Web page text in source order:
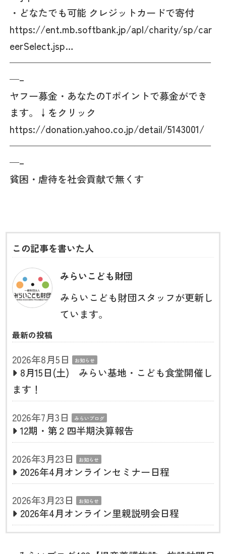
・どなたでも可能 クレジットカードで寄付
https://ent.mb.softbank.jp/apl/charity/sp/car
eerSelect.jsp…
—————————————————————
—–
ヤフー募金・あなたのTポイントで募金ができ
ます。↓をクリック
https://donation.yahoo.co.jp/detail/5143001/
—————————————————————
—–
貧困・虐待を社会貢献で無くす
この記事を書いた人
みらいこども財団
みらいこども財団スタッフが更新し
ています。
最新の投稿
2026年8月5日 お知らせ
8月15日(土) みらい基地・こども食堂開催し
ます！
2026年7月3日
みらいブログ
12期・第２四半期決算報告
2026年3月23日
お知らせ
2026年4月オンラインセミナー日程
2026年3月23日
お知らせ
2026年4月オンライン里親説明会日程